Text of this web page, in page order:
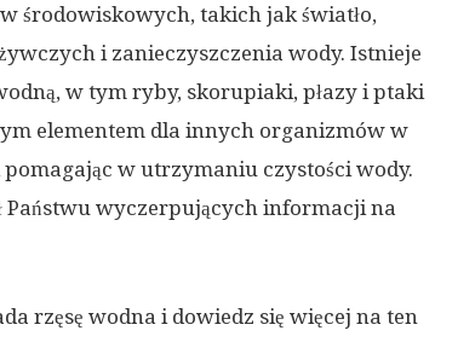
środowiskowych, takich jak światło,
i zanieczyszczenia wody. Istnieje
w tym ryby, skorupiaki, płazy i ptaki
elementem dla innych organizmów w
w utrzymaniu czystości wody.
Państwu wyczerpujących informacji na
rzęsę wodna i dowiedz się więcej na ten